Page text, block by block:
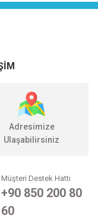
Adresimize
Ulaşabilirsiniz
Müşteri Destek Hattı
+90 850 200 80
60